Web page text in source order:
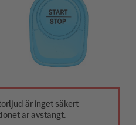
är inget säkert
är avstängt.